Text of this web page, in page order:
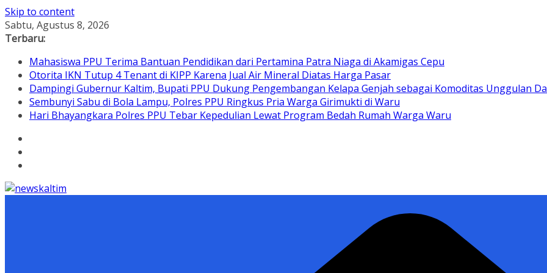
Skip to content
Sabtu, Agustus 8, 2026
Terbaru:
Mahasiswa PPU Terima Bantuan Pendidikan dari Pertamina Patra Niaga di Akamigas Cepu
Otorita IKN Tutup 4 Tenant di KIPP Karena Jual Air Mineral Diatas Harga Pasar
Dampingi Gubernur Kaltim, Bupati PPU Dukung Pengembangan Kelapa Genjah sebagai Komoditas Unggulan
Sembunyi Sabu di Bola Lampu, Polres PPU Ringkus Pria Warga Girimukti di Waru
Hari Bhayangkara Polres PPU Tebar Kepedulian Lewat Program Bedah Rumah Warga Waru